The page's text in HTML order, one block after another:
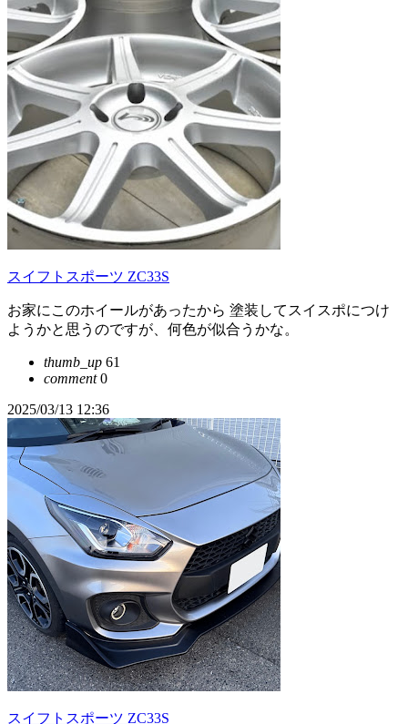
スイフトスポーツ ZC33S
お家にこのホイールがあったから 塗装してスイスポにつけ
ようかと思うのですが、何色が似合うかな。
thumb_up 61
comment0
2025/03/13 12:36
スイフトスポーツ ZC33S